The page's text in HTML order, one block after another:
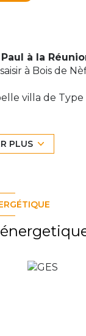
à la
à Bois de
villa de
entrée,
donnant
PLUS